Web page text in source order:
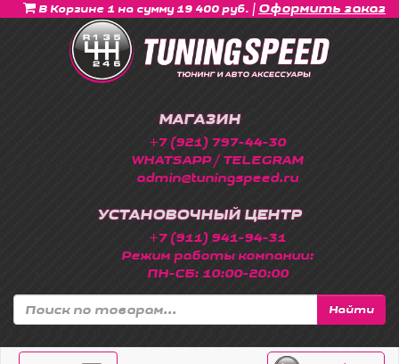
В Корзине 1 на сумму 19 400 руб. | Оформить заказ
МАГАЗИН
+7 (921) 797-44-30
WHATSAPP / TELEGRAM
admin@tuningspeed.ru
УСТАНОВОЧНЫЙ ЦЕНТР
+7 (911) 941-94-31
Режим работы компании:
ПН-СБ: 10:00-20:00
Найти